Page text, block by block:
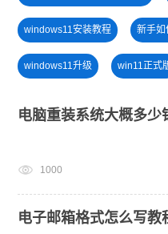
windows11安装教程 新手如
windows11升级 win11正式
一键重装系统备份win11系统
U盘装win7系统 电脑死机卡
电脑重装系统大概多少
1000
电子邮箱格式怎么写教